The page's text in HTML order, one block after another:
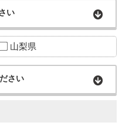
い
山梨県
さい